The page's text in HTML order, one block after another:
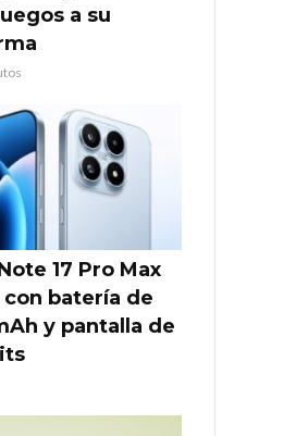
a su
17 Pro Max
batería de
y pantalla de